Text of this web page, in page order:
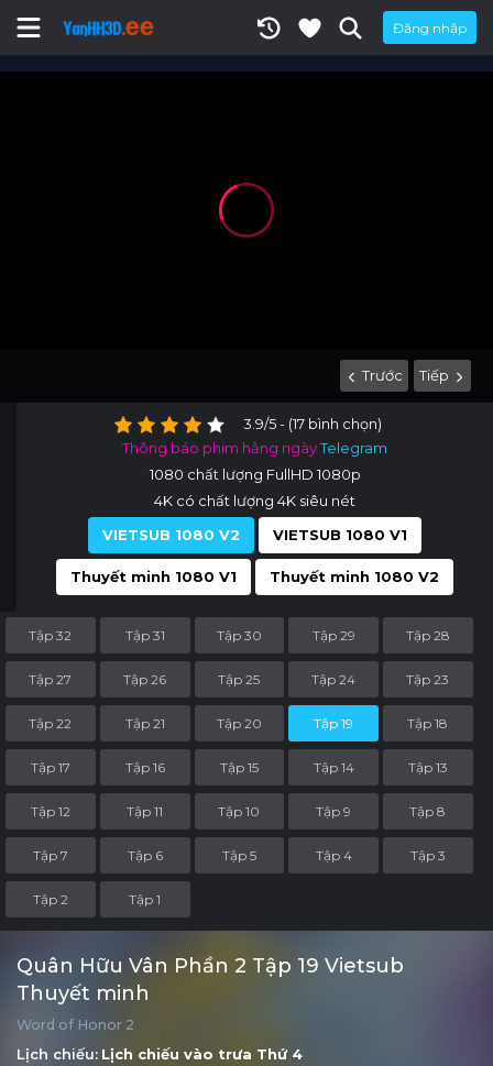
Đăng nhập
Trước Tiếp
3.9/5 - (17 bình chọn)
Thông báo phim hằng ngàyTelegram
1080 chất lượng FullHD 1080p
4K có chất lượng 4K siêu nét
VIETSUB 1080 V2
VIETSUB 1080 V1
Thuyết minh 1080 V1 Thuyết minh 1080 V2
Tập 32 Tập 31 Tập 30 Tập 29 Tập 28
Tập 27 Tập 26 Tập 25 Tập 24 Tập 23
Tập 22 Tập 21 Tập 20 Tập 19 Tập 18
Tập 17 Tập 16 Tập 15 Tập 14 Tập 13
Tập 12 Tập 11 Tập 10 Tập 9 Tập 8
Tập 7 Tập 6 Tập 5 Tập 4 Tập 3
Tập 2 Tập 1
Quân Hữu Vân Phần 2 Tập 19 Vietsub
Thuyết minh
Word of Honor 2
Lịch chiếu: Lịch chiếu vào trưa Thứ 4